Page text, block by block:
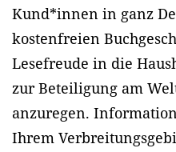
Kund*innen in ganz
kostenfreien
Lesefreude in die
zur Beteiligung am
anzuregen.
Ihrem